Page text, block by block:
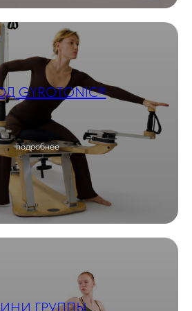
GYROTONIC®
подробнее
ГРУППЫ